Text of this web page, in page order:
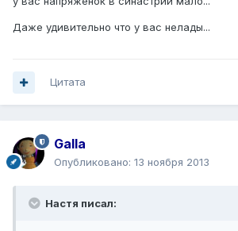
Даже удивительно что у вас нелады...
Цитата
Galla
Опубликовано: 13 ноября 2013
Настя писал: